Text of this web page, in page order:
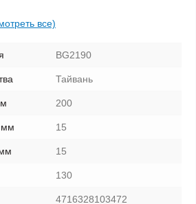
все)
BG2190
Тайвань
200
мм 15
15
130
4716328103472